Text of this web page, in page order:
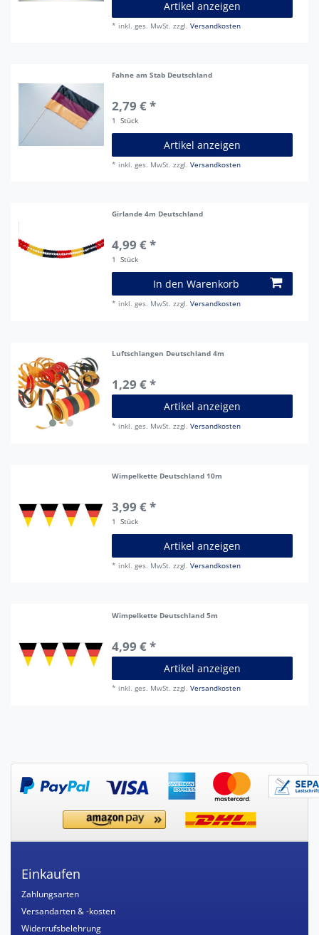
Artikel anzeigen
* inkl. ges. MwSt. zzgl.Versandkosten
Fahne am Stab Deutschland
2,79 € *
1 Stück
Artikel anzeigen
* inkl. ges. MwSt. zzgl.Versandkosten
Girlande 4m Deutschland
4,99 € *
1 Stück
In den Warenkorb
* inkl. ges. MwSt. zzgl.Versandkosten
Luftschlangen Deutschland 4m
1,29 € *
Artikel anzeigen
* inkl. ges. MwSt. zzgl.Versandkosten
Wimpelkette Deutschland 10m
3,99 € *
1 Stück
Artikel anzeigen
* inkl. ges. MwSt. zzgl.Versandkosten
Wimpelkette Deutschland 5m
4,99 € *
Artikel anzeigen
* inkl. ges. MwSt. zzgl.Versandkosten
Einkaufen
Zahlungsarten
Versandarten & -kosten
Widerrufsbelehrung